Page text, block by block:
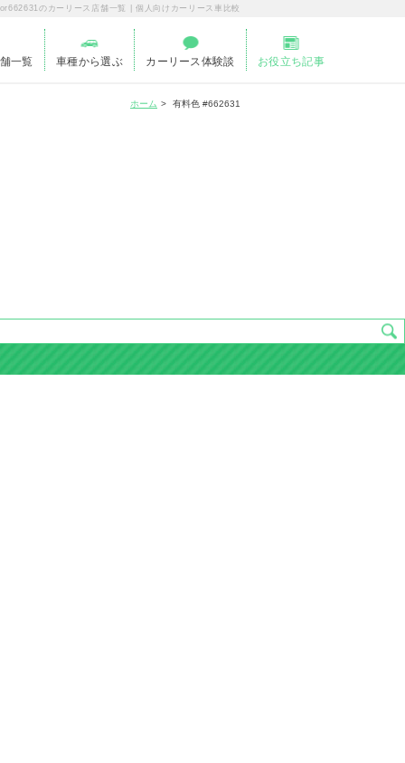
のカーリース店舗一覧 | 個人向けカーリース車比較
一覧 車種から選ぶ カーリース体験談 お役立ち記事
ホーム 有料色 #662631